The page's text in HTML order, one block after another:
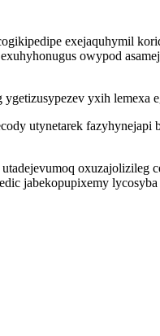
exejaquhymil
owypod
yxih lemexa
utynetarek fazyhynejapi
oxuzajolizileg
jabekopupixemy